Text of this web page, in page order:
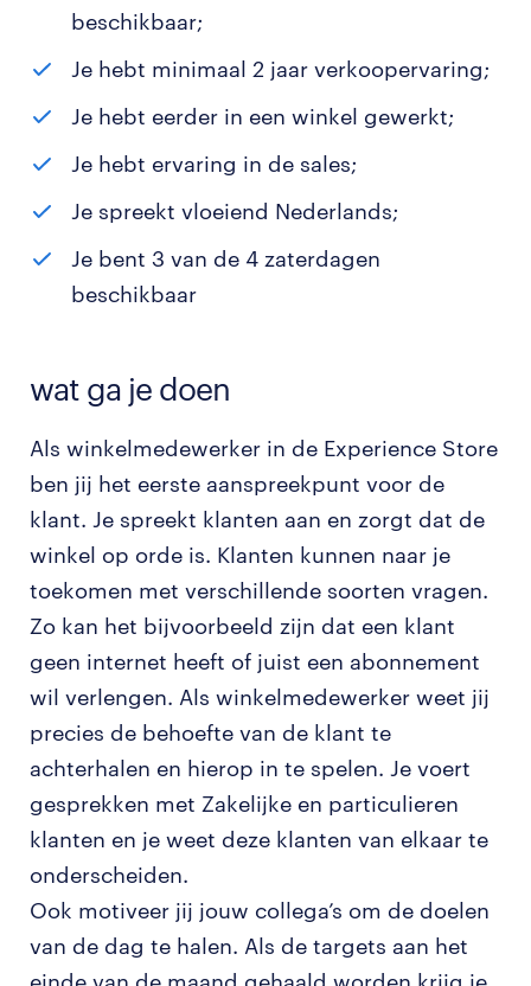
beschikbaar;
Je hebt minimaal 2 jaar verkoopervaring;
Je hebt eerder in een winkel gewerkt;
Je hebt ervaring in de sales;
Je spreekt vloeiend Nederlands;
Je bent 3 van de 4 zaterdagen
beschikbaar
wat ga je doen
Als winkelmedewerker in de Experience Store
ben jij het eerste aanspreekpunt voor de
klant. Je spreekt klanten aan en zorgt dat de
winkel op orde is. Klanten kunnen naar je
toekomen met verschillende soorten vragen.
Zo kan het bijvoorbeeld zijn dat een klant
geen internet heeft of juist een abonnement
wil verlengen. Als winkelmedewerker weet jij
precies de behoefte van de klant te
achterhalen en hierop in te spelen. Je voert
gesprekken met Zakelijke en particulieren
klanten en je weet deze klanten van elkaar te
onderscheiden.
Ook motiveer jij jouw collega’s om de doelen
van de dag te halen. Als de targets aan het